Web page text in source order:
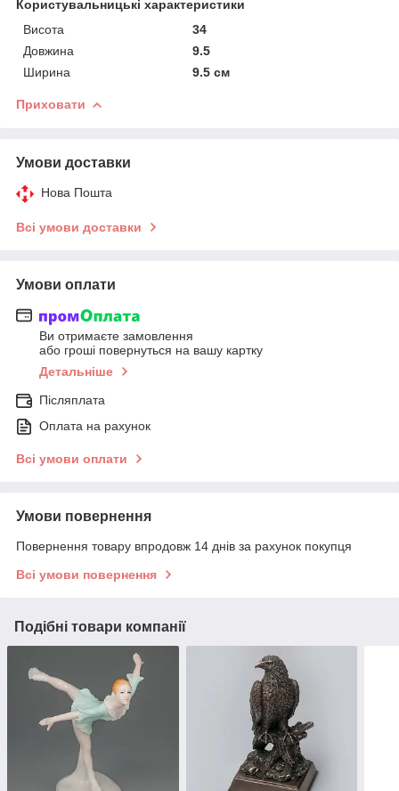
Користувальницькі характеристики
Висота
34
Довжина
9.5
Ширина
9.5 см
Приховати
Умови доставки
Нова Пошта
Всі умови доставки
Умови оплати
Ви отримаєте замовлення
або гроші повернуться на вашу картку
Детальніше
Післяплата
Оплата на рахунок
Всі умови оплати
Умови повернення
Повернення товару впродовж 14 днів за рахунок покупця
Всі умови повернення
Подібні товари компанії